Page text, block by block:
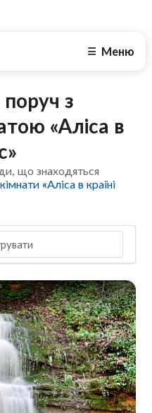
☰ Меню
з
«Аліса в
що знаходяться
«Аліса в країні